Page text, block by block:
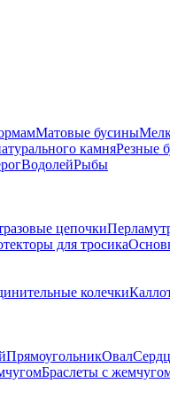
Матовые бусины
камняРезные
ВодолейРыбы
цепочки
для тросика
колечки
ПрямоугольникОвал
Браслеты с